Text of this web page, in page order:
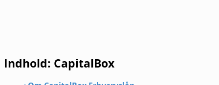
Indhold: CapitalBox